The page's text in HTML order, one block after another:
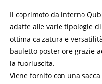
Il coprimoto da interno
adatte alle varie tipologie
ottima calzatura e
bauletto posteriore grazie
la fuoriuscita.
Viene fornito con una